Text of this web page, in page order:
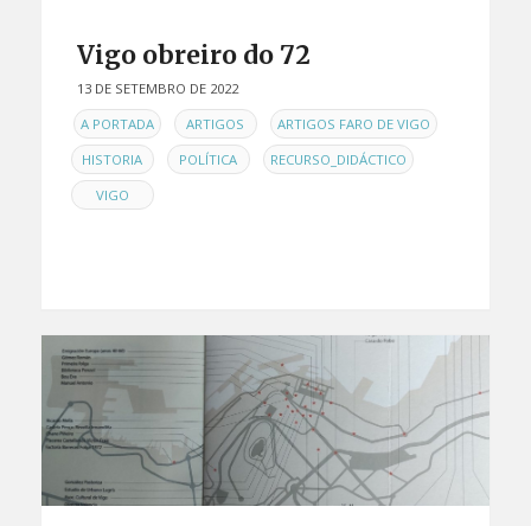
Vigo obreiro do 72
13 DE SETEMBRO DE 2022
ENA PORTADA , ARTIGOS , ARTIGOS FARO DE VIGO ,
HISTORIA , POLÍTICA , RECURSO_DIDÁCTICO ,
VIGO